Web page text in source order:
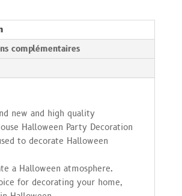
complémentaires
new and high quality
Halloween Party Decoration
to decorate Halloween
a Halloween atmosphere.
for decorating your home,